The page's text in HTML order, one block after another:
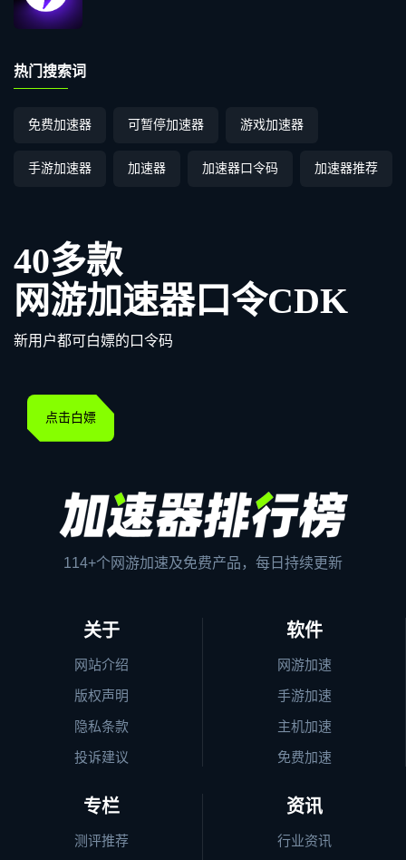
热门搜索词
免费加速器 可暂停加速器 游戏加速器
手游加速器 加速器 加速器口令码 加速器推荐
40多款
网游加速器口令CDK
新用户都可白嫖的口令码
点击白嫖
114+个网游加速及免费产品，每日持续更新
关于
网站介绍
版权声明
隐私条款
投诉建议
软件
网游加速
手游加速
主机加速
免费加速
专栏
测评推荐
资讯
行业资讯